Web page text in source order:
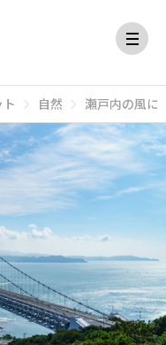
自然 瀬戸内の風に